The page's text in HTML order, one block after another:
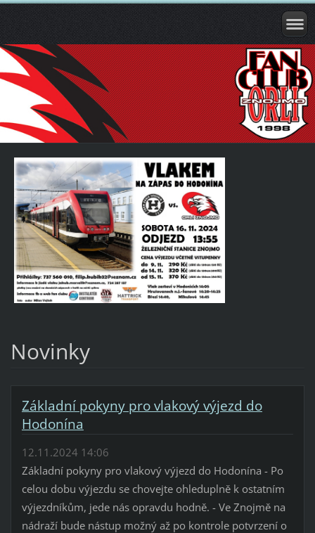
Novinky
Základní pokyny pro vlakový výjezd do
Hodonína
12.11.2024 14:06
Základní pokyny pro vlakový výjezd do Hodonína - Po
celou dobu výjezdu se chovejte ohleduplně k ostatním
výjezdníkům, jede nás opravdu hodně. - Ve Znojmě na
nádraží bude nástup možný až po kontrole potvrzení o